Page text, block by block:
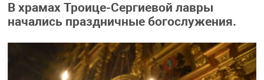
В храмах Троице-Сергиевой лавры
начались праздничные богослужения.